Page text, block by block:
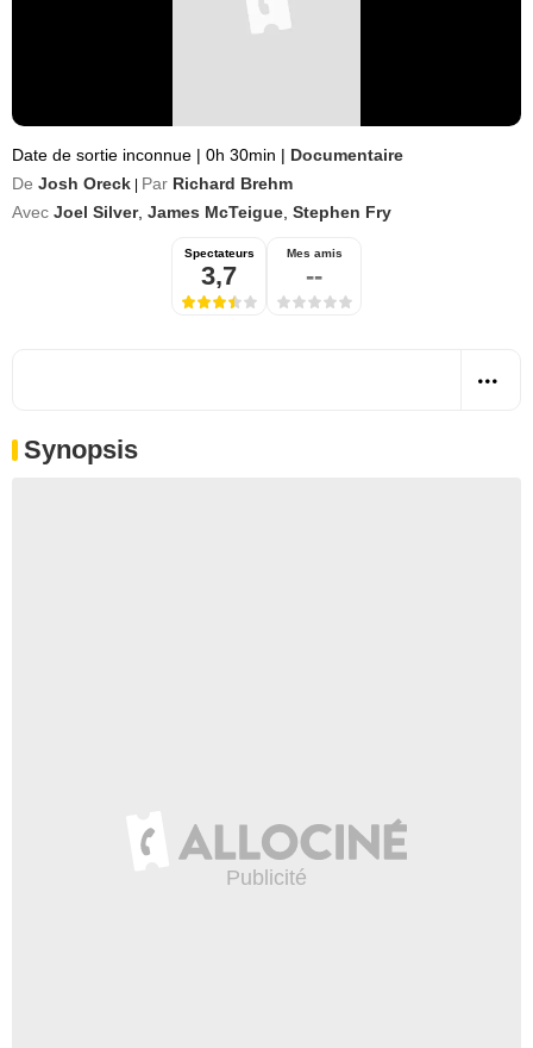
Date de sortie inconnue | 0h 30min | Documentaire
De Josh Oreck Par Richard Brehm
Avec Joel Silver, James McTeigue Stephen Fry
Spectateurs
3,7
Mes amis
--
Synopsis